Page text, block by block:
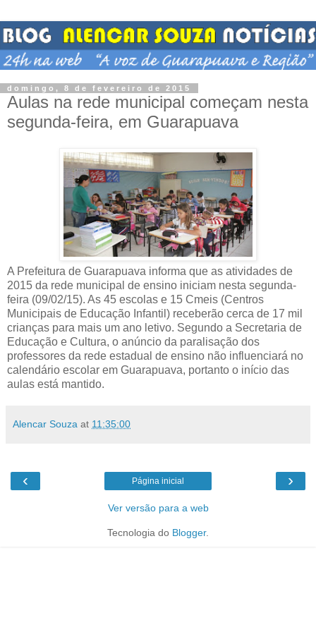
domingo, 8 de fevereiro de 2015
Aulas na rede municipal começam nesta
segunda-feira, em Guarapuava
A Prefeitura de Guarapuava informa que as atividades de
2015 da rede municipal de ensino iniciam nesta segunda-
feira (09/02/15). As 45 escolas e 15 Cmeis (Centros
Municipais de Educação Infantil) receberão cerca de 17 mil
crianças para mais um ano letivo. Segundo a Secretaria de
Educação e Cultura, o anúncio da paralisação dos
professores da rede estadual de ensino não influenciará no
calendário escolar em Guarapuava, portanto o início das
aulas está mantido.
Alencar Souza at 11:35:00
‹ ›
Página inicial
Ver versão para a web
Tecnologia do Blogger.